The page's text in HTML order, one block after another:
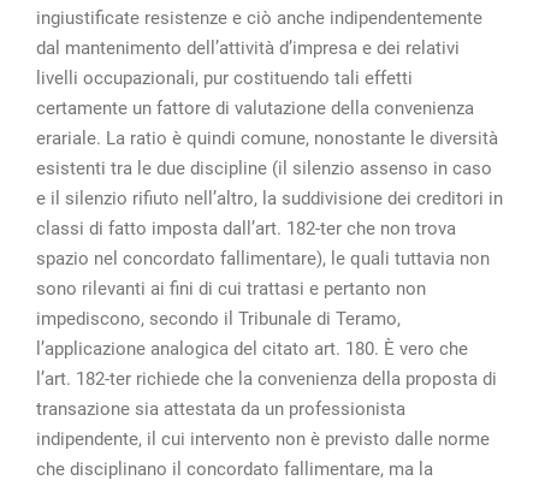
ingiustificate resistenze e ciò anche indipendentemente
dal mantenimento dell’attività d’impresa e dei relativi
livelli occupazionali, pur costituendo tali effetti
certamente un fattore di valutazione della convenienza
erariale. La ratio è quindi comune, nonostante le diversità
esistenti tra le due discipline (il silenzio assenso in caso
e il silenzio rifiuto nell’altro, la suddivisione dei creditori in
classi di fatto imposta dall’art. 182-ter che non trova
spazio nel concordato fallimentare), le quali tuttavia non
sono rilevanti ai fini di cui trattasi e pertanto non
impediscono, secondo il Tribunale di Teramo,
l’applicazione analogica del citato art. 180. È vero che
l’art. 182-ter richiede che la convenienza della proposta di
transazione sia attestata da un professionista
indipendente, il cui intervento non è previsto dalle norme
che disciplinano il concordato fallimentare, ma la